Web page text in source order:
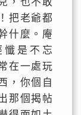
把老爺都
什麼。庵
是不忘
在一處玩
，你個自
那個揭帖